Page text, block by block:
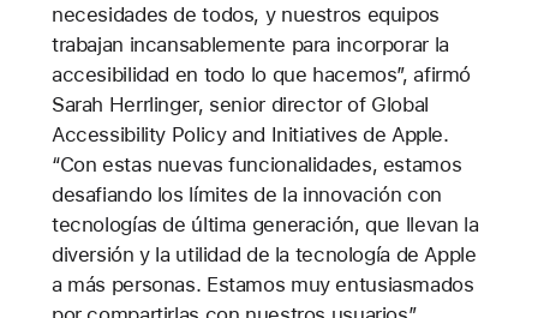
necesidades de todos, y nuestros equipos
trabajan incansablemente para incorporar la
accesibilidad en todo lo que hacemos”, afirmó
Sarah Herrlinger, senior director of Global
Accessibility Policy and Initiatives de Apple.
“Con estas nuevas funcionalidades, estamos
desafiando los límites de la innovación con
tecnologías de última generación, que llevan la
diversión y la utilidad de la tecnología de Apple
a más personas. Estamos muy entusiasmados